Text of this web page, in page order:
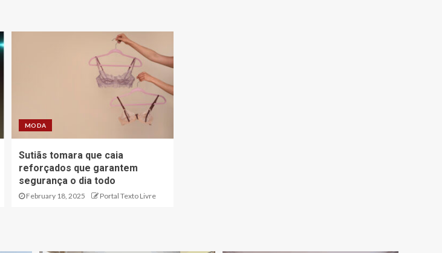
MODA
Sutiãs tomara que caia
reforçados que garantem
segurança o dia todo
February 18, 2025 Portal Texto Livre